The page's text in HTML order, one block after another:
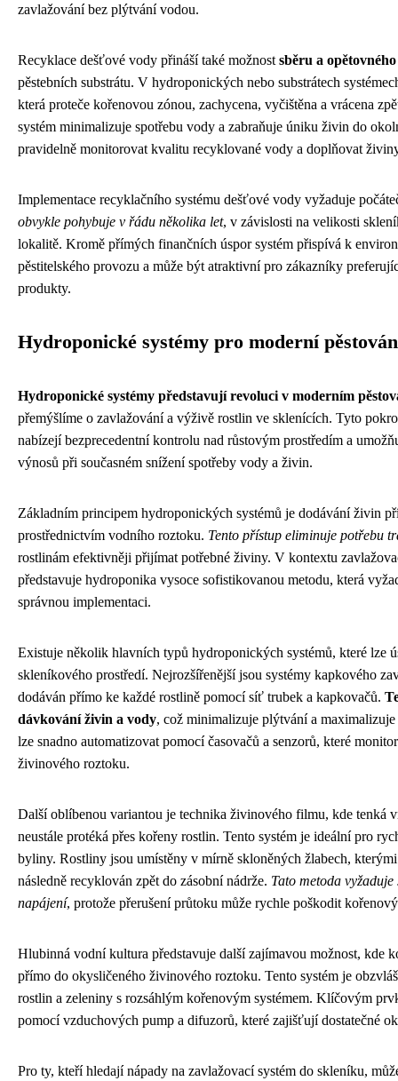
zavlažování bez plýtvání vodou.
Recyklace dešťové vody přináší také možnost sběru a
pěstebních substrátu. V hydroponických nebo substrátech
která proteče kořenovou zónou, zachycena, vyčištěna a vrácena
systém minimalizuje spotřebu vody a zabraňuje úniku živin do
pravidelně monitorovat kvalitu recyklované vody a doplňovat
Implementace recyklačního systému dešťové vody vyžaduje
obvykle pohybuje v řádu několika let, v závislosti na velikosti
lokalitě. Kromě přímých finančních úspor systém přispívá k
pěstitelského provozu a může být atraktivní pro zákazníky
produkty.
Hydroponické systémy pro moderní
Hydroponické systémy představují revoluci v moderním
přemýšlíme o zavlažování a výživě rostlin ve sklenících. Tyto
nabízejí bezprecedentní kontrolu nad růstovým prostředím a
výnosů při současném snížení spotřeby vody a živin.
Základním principem hydroponických systémů je dodávání živin
prostřednictvím vodního roztoku. Tento přístup eliminuje potřebu
rostlinám efektivněji přijímat potřebné živiny. V kontextu
představuje hydroponika vysoce sofistikovanou metodu, která
správnou implementaci.
Existuje několik hlavních typů hydroponických systémů, které lze
skleníkového prostředí. Nejrozšířenější jsou systémy kapkového
dodáván přímo ke každé rostlině pomocí síť trubek a kapkovačů.
dávkování živin a vody, což minimalizuje plýtvání a
lze snadno automatizovat pomocí časovačů a senzorů, které
živinového roztoku.
Další oblíbenou variantou je technika živinového filmu, kde tenká
neustále protéká přes kořeny rostlin. Tento systém je ideální pro
byliny. Rostliny jsou umístěny v mírně skloněných žlabech,
následně recyklován zpět do zásobní nádrže. Tato metoda
napájení, protože přerušení průtoku může rychle poškodit
Hlubinná vodní kultura představuje další zajímavou možnost, kde
přímo do okysličeného živinového roztoku. Tento systém je
rostlin a zeleniny s rozsáhlým kořenovým systémem. Klíčovým
pomocí vzduchových pump a difuzorů, které zajišťují dostatečné
Pro ty, kteří hledají nápady na zavlažovací systém do skleníku,